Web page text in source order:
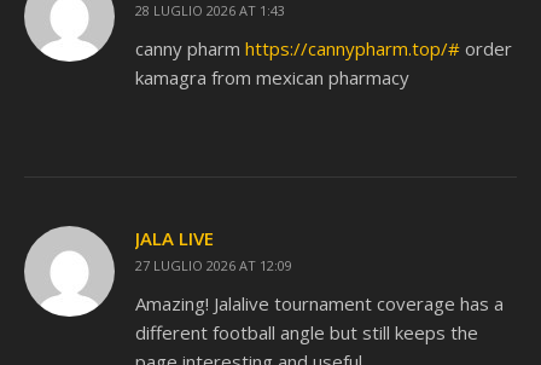
28 LUGLIO 2026 AT 1:43
canny pharm https://cannypharm.top/# order
kamagra from mexican pharmacy
JALA LIVE
27 LUGLIO 2026 AT 12:09
Amazing! Jalalive tournament coverage has a
different football angle but still keeps the